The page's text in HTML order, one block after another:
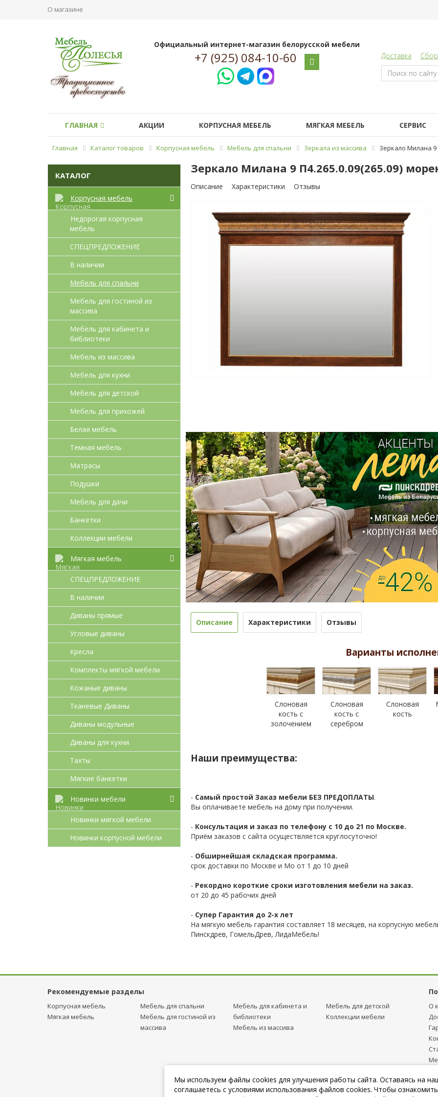
О магазине
Официальный интернет-магазин белорусской мебели
+7 (925) 084-10-60 Доставка
ГЛАВНАЯ АКЦИИ КОРПУСНАЯ МЕБЕЛЬ МЯГКАЯ МЕБЕЛЬ СЕРВИС
Главная Каталог товаров Корпусная мебель Мебель для спальни Зеркала из массива Зеркало Милана 9
КАТАЛОГ
Корпусная мебель
Недорогая корпусная
мебель
СПЕЦПРЕДЛОЖЕНИЕ
В наличии
Мебель для спальни
Мебель для гостиной из
массива
Мебель для кабинета и
библиотеки
Мебель из массива
Мебель для кухни
Мебель для детcкой
Мебель для прихожей
Белая мебель
Темная мебель
Матрасы
Подушки
Мебель для дачи
Банкетки
Коллекции мебели
Мягкая мебель
СПЕЦПРЕДЛОЖЕНИЕ
В наличии
Диваны прямые
Угловые диваны
Кресла
Комплекты мягкой мебели
Кожаные диваны
Тканевые Диваны
Диваны модульные
Диваны для кухни
Тахты
Мягкие банкетки
Новинки мебели
Новинки мягкой мебели
Новинки корпусной мебели
Зеркало Милана 9 П4.265.0.09(265.09)
Описание Характеристики Отзывы
Описание Характеристики Отзывы
Варианты
Слоновая
кость с
золочением
Слоновая
кость с
серебром
Слоновая
кость
Наши преимущества:
- Самый простой Заказ мебели БЕЗ ПРЕДОПЛАТЫ.
Вы оплачиваете мебель на дому при получении.
- Консультация и заказ по телефону с 10 до 21 по Москве.
Приём заказов с сайта осуществляется круглосуточно!
- Обширнейшая складская программа.
срок доставки по Москве и Мо от 1 до 10 дней
- Рекордно короткие сроки изготовления мебели на заказ.
от 20 до 45 рабочих дней
- Супер Гарантия до 2-х лет
На мягкую мебель гарантия составляет 18 месяцев, на корпусную
Пинскдрев, ГомельДрев, ЛидаМебель!
Рекомендуемые разделы
Корпусная мебель
Мягкая мебель
Мебель для спальни
Мебель для гостиной из
массива
Мебель для кабинета и
библиотеки
Мебель из массива
Мебель для детcкой
Коллекции мебели
О
Мы используем файлы cookies для улучшения работы сайта. Оставаясь на
соглашаетесь с условиями использования файлов cookies. Чтобы